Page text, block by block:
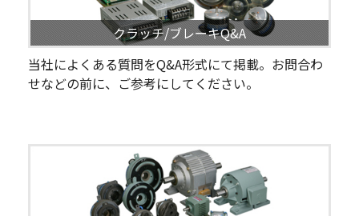
クラッチ/ブレーキQ&A
当社によくある質問をQ&A形式にて掲載。お問合わ
せなどの前に、ご参考にしてください。